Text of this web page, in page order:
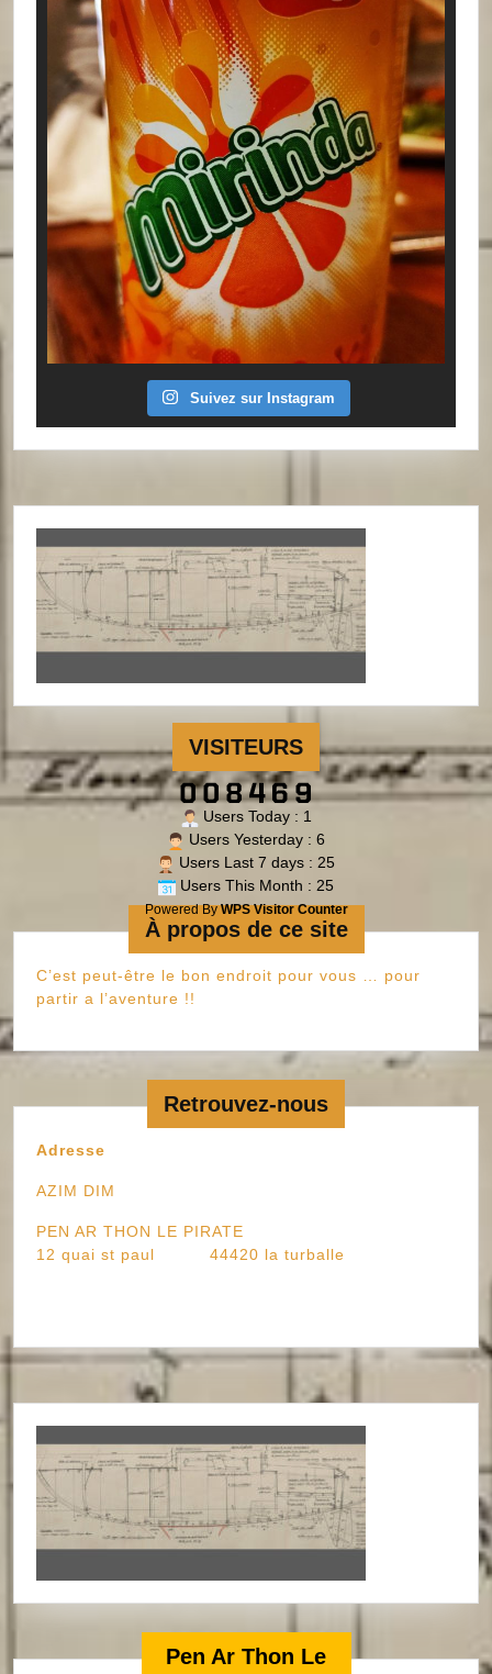
Suivez sur Instagram
VISITEURS
Users Today : 1
Users Yesterday : 6
Users Last 7 days : 25
Users This Month : 25
Powered ByWPS Visitor Counter
À propos de ce site
C’est peut-être le bon endroit pour vous … pour
partir a l’aventure !!
Retrouvez-nous
Adresse
AZIM DIM
PEN AR THON LE PIRATE
12 quai st paul 44420 la turballe
Pen Ar Thon Le